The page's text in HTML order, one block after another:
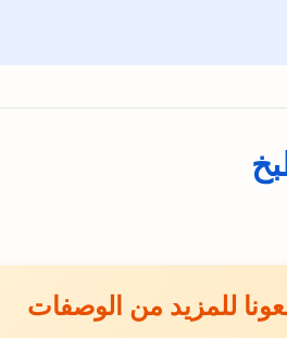
للمزيد من الوصفات